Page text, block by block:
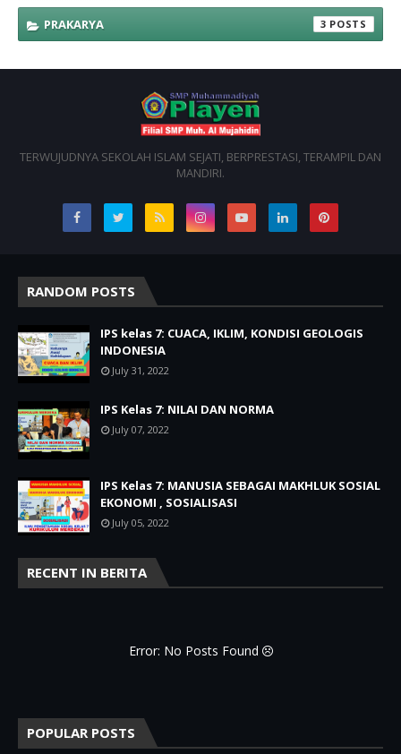
PRAKARYA 3
TERWUJUDNYA SEKOLAH ISLAM SEJATI, BERPRESTASI, TERAMPIL DAN
MANDIRI.
RANDOM POSTS
IPS kelas 7: CUACA, IKLIM, KONDISI GEOLOGIS
INDONESIA
July 31, 2022
IPS Kelas 7: NILAI DAN NORMA
July 07, 2022
IPS Kelas 7: MANUSIA SEBAGAI MAKHLUK SOSIAL
EKONOMI , SOSIALISASI
July 05, 2022
RECENT IN BERITA
Error: No Posts Found
POPULAR POSTS